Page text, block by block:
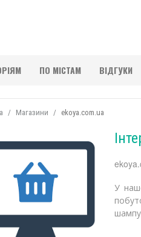
ПО МІСТАМ ВІДГУКИ
Магазини ekoya.com.ua
У